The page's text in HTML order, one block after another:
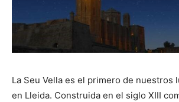
La Seu Vella es el primero de nuestros
en Lleida. Construida en el siglo XIII